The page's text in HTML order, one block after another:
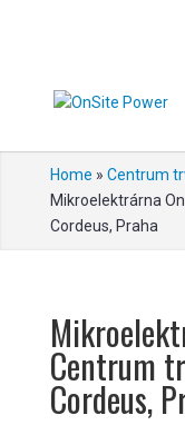
Home » Centrum
Mikroelektrárna
Cordeus, Praha
Centrum
Cordeus,